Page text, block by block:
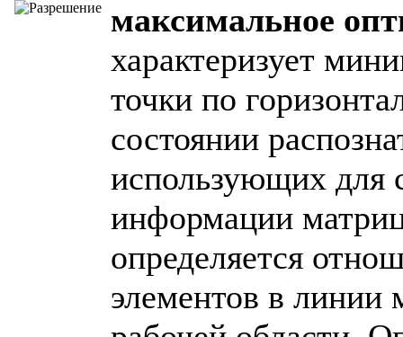
максимальное
характеризует
точки по
состоянии
использующих для
информации
определяется
элементов в